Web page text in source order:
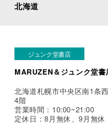
北海道
ジュンク堂書店
MARUZEN＆ジュンク堂書
北海道札幌市中央区南1条
4階
営業時間：10:00~21:00
定休日：8月無休、9月無休